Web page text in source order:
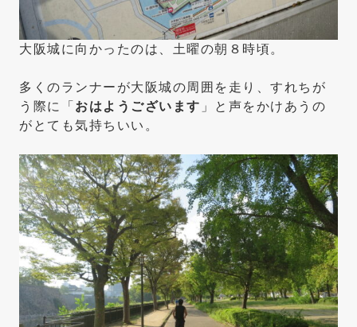
大阪城に向かったのは、土曜の朝８時頃。
多くのランナーが大阪城の周囲を走り、すれちが
う際に「 おはようございます 」と声をかけあうの
がとても気持ちいい。